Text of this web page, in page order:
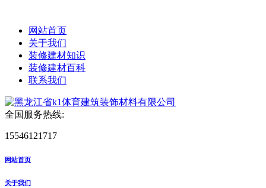
网站首页
关于我们
装修建材知识
装修建材百科
联系我们
全国服务热线:
15546121717
网站首页
关于我们